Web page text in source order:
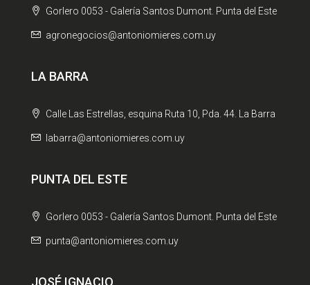
Gorlero 0053 - Galería Santos Dumont. Punta del Este
agronegocios@antoniomieres.com.uy
LA BARRA
Calle Las Estrellas, esquina Ruta 10, Pda. 44. La Barra
labarra@antoniomieres.com.uy
PUNTA DEL ESTE
Gorlero 0053 - Galería Santos Dumont. Punta del Este
punta@antoniomieres.com.uy
JOSÉ IGNACIO